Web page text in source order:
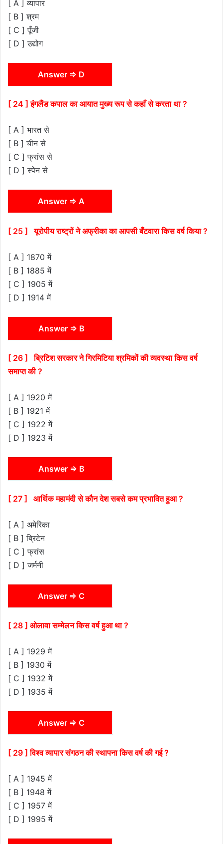
[ A ] व्यापार
[ B ] श्रम
[ C ] पूँजी
[ D ] उद्योग
Answer ⇒ D
[ 24 ] इंगलैंड कपाल का आयात मुख्य रूप से कहाँ से करता था ?
[ A ] भारत से
[ B ] चीन से
[ C ] फ्रांस से
[ D ] स्पेन से
Answer ⇒ A
[ 25 ] यूरोपीय राष्ट्रों ने अफ्रीका का आपसी बँटवारा किस वर्ष किया ?
[ A ] 1870 में
[ B ] 1885 में
[ C ] 1905 में
[ D ] 1914 में
Answer ⇒ B
[ 26 ] ब्रिटिश सरकार ने गिरमिटिया श्रमिकों की व्यवस्था किस वर्ष
समाप्त की ?
[ A ] 1920 में
[ B ] 1921 में
[ C ] 1922 में
[ D ] 1923 में
Answer ⇒ B
[ 27 ] आर्थिक महामंदी से कौन देश सबसे कम प्रभावित हुआ ?
[ A ] अमेरिका
[ B ] ब्रिटेन
[ C ] फ्रांस
[ D ] जर्मनी
Answer ⇒ C
[ 28 ] ओलावा सम्मेलन किस वर्ष हुआ था ?
[ A ] 1929 में
[ B ] 1930 में
[ C ] 1932 में
[ D ] 1935 में
Answer ⇒ C
[ 29 ] विश्व व्यापार संगठन की स्थापना किस वर्ष की गई ?
[ A ] 1945 में
[ B ] 1948 में
[ C ] 1957 में
[ D ] 1995 में